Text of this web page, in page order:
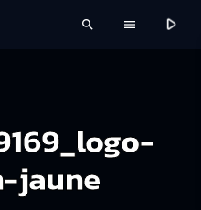
search menu play_arrow
jaune